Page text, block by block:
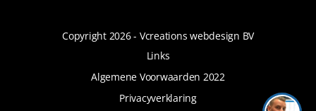
Copyright 2026 - Vcreations webdesign BV
Links
Algemene Voorwaarden 2022
Privacyverklaring